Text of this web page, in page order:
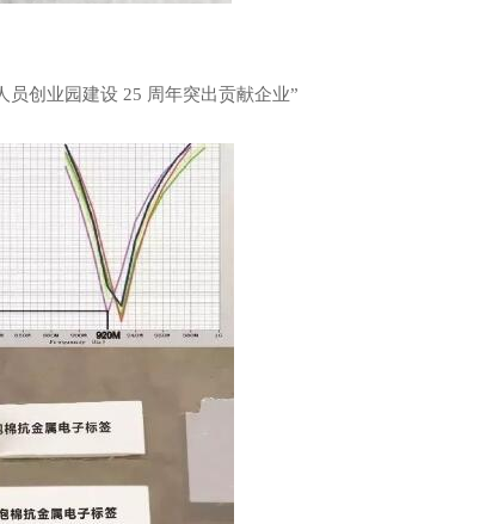
创业园建设 25 周年突出贡献企业”